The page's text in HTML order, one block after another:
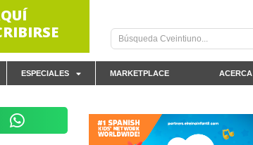
ESPECIALES MARKETPLACE